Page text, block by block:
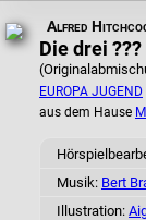
Alfred
Die drei
EUROPA JUGEND
aus dem Hause
Musik: Bert
Illustration: